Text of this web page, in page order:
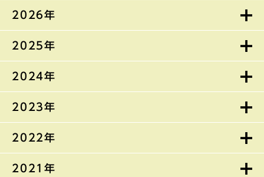
2026年
2025年
2024年
2023年
2022年
2021年